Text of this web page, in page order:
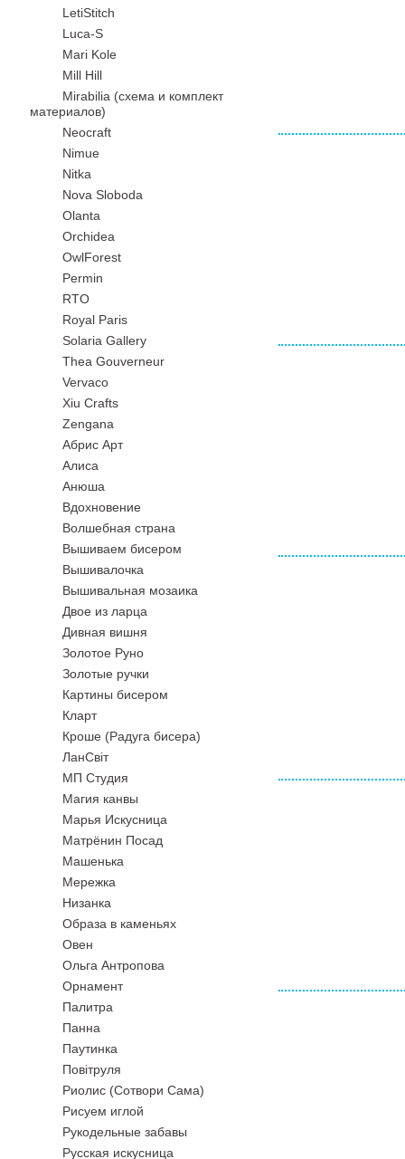
LetiStitch
Luca-S
Mari Kole
Mill Hill
Mirabilia (схема и комплект
материалов)
Neocraft
Nimue
Nitka
Nova Sloboda
Olanta
Orchidea
OwlForest
Permin
RTO
Royal Paris
Solaria Gallery
Thea Gouverneur
Vervaco
Xiu Crafts
Zengana
Абрис Арт
Алиса
Анюша
Вдохновение
Волшебная страна
Вышиваем бисером
Вышивалочка
Вышивальная мозаика
Двое из ларца
Дивная вишня
Золотое Руно
Золотые ручки
Картины бисером
Кларт
Кроше (Радуга бисера)
ЛанСвiт
МП Студия
Магия канвы
Марья Искусница
Матрёнин Посад
Машенька
Мережка
Низанка
Образа в каменьях
Овен
Ольга Антропова
Орнамент
Палитра
Панна
Паутинка
Повiтруля
Риолис (Сотвори Сама)
Рисуем иглой
Рукодельные забавы
Русская искусница